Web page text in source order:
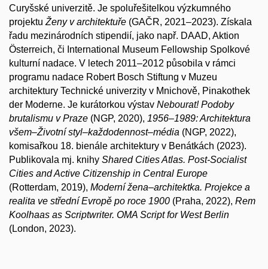
Curyšské univerzitě. Je spoluřešitelkou výzkumného
projektu Ženy v architektuře (GAČR, 2021–2023). Získala
řadu mezinárodních stipendií, jako např. DAAD, Aktion
Österreich, či International Museum Fellowship Spolkové
kulturní nadace. V letech 2011–2012 působila v rámci
programu nadace Robert Bosch Stiftung v Muzeu
architektury Technické univerzity v Mnichově, Pinakothek
der Moderne. Je kurátorkou výstav Nebourat! Podoby
brutalismu v Praze (NGP, 2020), 1956–1989: Architektura
všem–Životní styl–každodennost–média (NGP, 2022),
komisařkou 18. bienále architektury v Benátkách (2023).
Publikovala mj. knihy Shared Cities Atlas. Post-Socialist
Cities and Active Citizenship in Central Europe
(Rotterdam, 2019), Moderní žena–architektka. Projekce a
realita ve střední Evropě po roce 1900 (Praha, 2022), Rem
Koolhaas as Scriptwriter. OMA Script for West Berlin
(London, 2023).